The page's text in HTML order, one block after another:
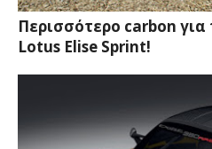
Περισσότερο carbon
Lotus Elise Sprint!